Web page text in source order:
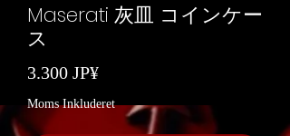
Maserati 灰皿 コインケー
ス
3.300 JP¥Pris
Moms Inkluderet